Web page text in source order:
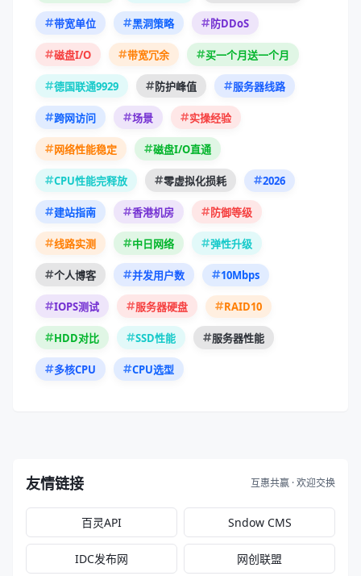
带宽单位 黑洞策略 防DDoS
磁盘I/O 带宽冗余 买一个月送一个月
德国联通9929 防护峰值 服务器线路
跨网访问 场景 实操经验
网络性能稳定 磁盘I/O直通
CPU性能完释放 零虚拟化损耗 2026
建站指南 香港机房 防御等级
线路实测 中日网络 弹性升级
个人博客 并发用户数 10Mbps
IOPS测试 服务器硬盘 RAID10
HDD对比 SSD性能 服务器性能
多核CPU CPU选型
友情链接 互惠共赢 · 欢迎交换
百灵API Sndow CMS
IDC发布网 网创联盟